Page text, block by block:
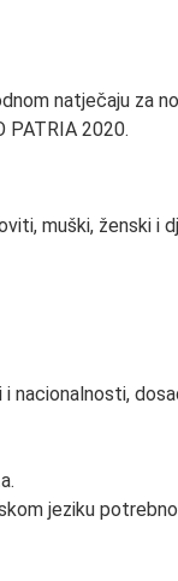
natječaju za
PATRIA 2020.
muški, ženski i
nacionalnosti,
jeziku